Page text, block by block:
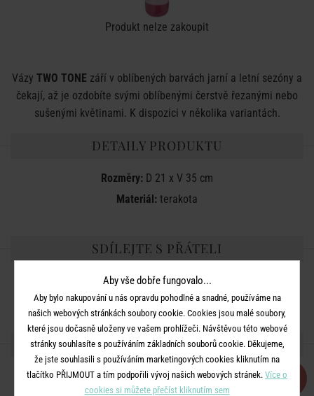
Produkt nelze zakoupit
Vázy TWO TONE září v oblíbených barvách jarní a letní sezóny a
čekají, až je ozdobíte svými oblíbenými čerstvě řezanými nebo
sušenými květinami. K dispozici v několika variantách.
DETAILY PRODUKTU
Rozměry: D 21 x V 35 cm
Materiál: terakota
SDÍLEJTE S PŘÁTELI
DALŠÍ PRODUKTY ZE SÉRIE
-50% -50
Aby vše dobře fungovalo...
Aby bylo nakupování u nás opravdu pohodlné a snadné, používáme na
našich webových stránkách soubory cookie. Cookies jsou malé soubory,
které jsou dočasně uloženy ve vašem prohlížeči. Návštěvou této webové
stránky souhlasíte s používáním základních souborů cookie. Děkujeme,
že jste souhlasili s používáním marketingových cookies kliknutím na
tlačítko PŘIJMOUT a tím podpořili vývoj našich webových stránek. Více o
cookies si můžete přečíst kliknutím sem